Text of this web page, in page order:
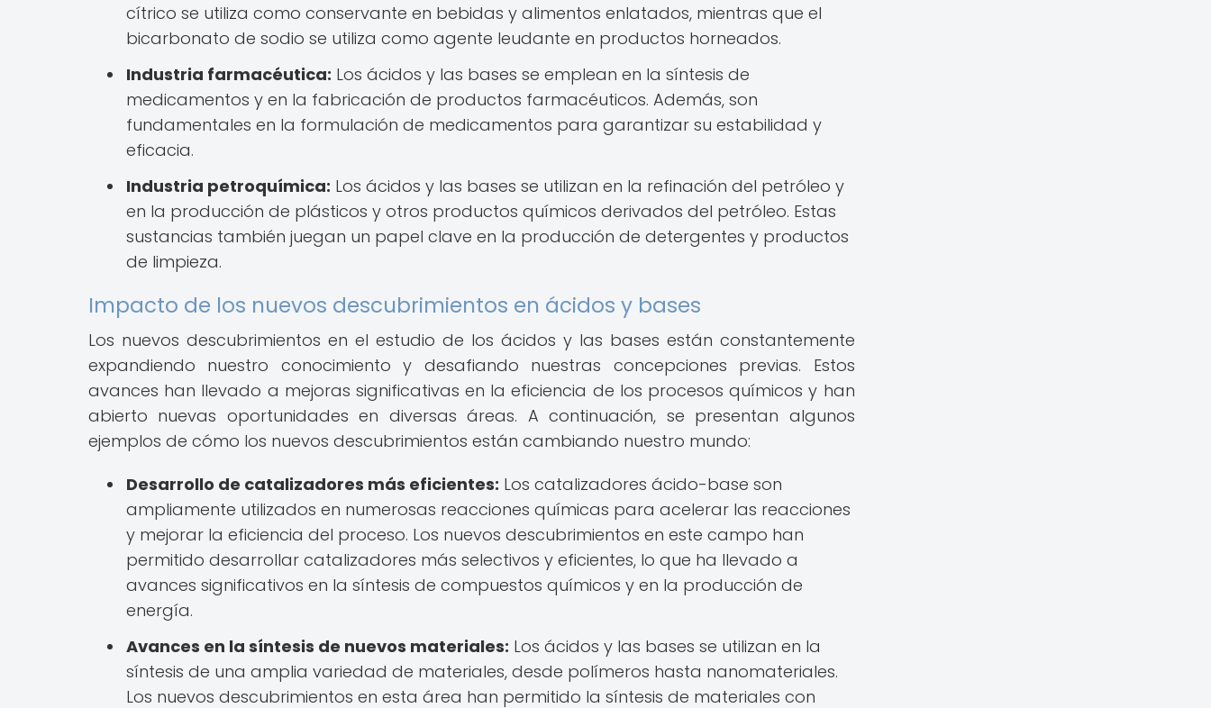
cítrico se utiliza como conservante en bebidas y alimentos enlatados, mientras que el
bicarbonato de sodio se utiliza como agente leudante en productos horneados.
Industria farmacéutica: Los ácidos y las bases se emplean en la síntesis de
medicamentos y en la fabricación de productos farmacéuticos. Además, son
fundamentales en la formulación de medicamentos para garantizar su estabilidad y
eficacia.
Industria petroquímica: Los ácidos y las bases se utilizan en la refinación del petróleo y
en la producción de plásticos y otros productos químicos derivados del petróleo. Estas
sustancias también juegan un papel clave en la producción de detergentes y productos
de limpieza.
Impacto de los nuevos descubrimientos en ácidos y bases
Los nuevos descubrimientos en el estudio de los ácidos y las bases están constantemente
expandiendo nuestro conocimiento y desafiando nuestras concepciones previas. Estos
avances han llevado a mejoras significativas en la eficiencia de los procesos químicos y han
abierto nuevas oportunidades en diversas áreas. A continuación, se presentan algunos
ejemplos de cómo los nuevos descubrimientos están cambiando nuestro mundo:
Desarrollo de catalizadores más eficientes: Los catalizadores ácido-base son
ampliamente utilizados en numerosas reacciones químicas para acelerar las reacciones
y mejorar la eficiencia del proceso. Los nuevos descubrimientos en este campo han
permitido desarrollar catalizadores más selectivos y eficientes, lo que ha llevado a
avances significativos en la síntesis de compuestos químicos y en la producción de
energía.
Avances en la síntesis de nuevos materiales: Los ácidos y las bases se utilizan en la
síntesis de una amplia variedad de materiales, desde polímeros hasta nanomateriales.
Los nuevos descubrimientos en esta área han permitido la síntesis de materiales con